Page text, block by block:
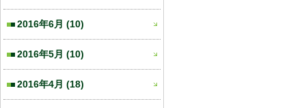
2016年6月 (10)
2016年5月 (10)
2016年4月 (18)